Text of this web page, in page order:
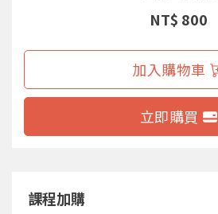
NT$ 800
加入購物車
立即購買
課程加購